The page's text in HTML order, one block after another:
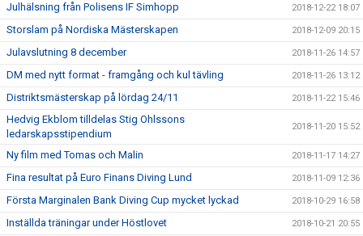
Julhälsning från Polisens IF Simhopp 2018-12-22 18:07
Storslam på Nordiska Mästerskapen 2018-12-09 20:15
Julavslutning 8 december 2018-11-26 14:57
DM med nytt format - framgång och kul tävling 2018-11-26 13:12
Distriktsmästerskap på lördag 24/11 2018-11-22 15:46
Hedvig Ekblom tilldelas Stig Ohlssons
ledarskapsstipendium
2018-11-20 15:52
Ny film med Tomas och Malin 2018-11-17 14:27
Fina resultat på Euro Finans Diving Lund 2018-11-09 12:36
Första Marginalen Bank Diving Cup mycket lyckad 2018-10-29 16:58
Inställda träningar under Höstlovet 2018-10-21 20:55